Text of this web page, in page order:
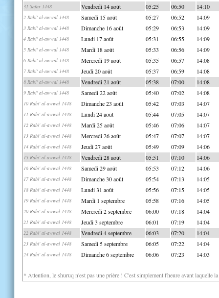
31 Safar 1448 Vendredi 14 août 05:25 06:50 14:10
2 Rabi' al-awwal 1448 Samedi 15 août 05:27 06:52 14:09
3 Rabi' al-awwal 1448 Dimanche 16 août 05:29 06:53 14:09
4 Rabi' al-awwal 1448 Lundi 17 août 05:31 06:55 14:09
5 Rabi' al-awwal 1448 Mardi 18 août 05:33 06:56 14:09
6 Rabi' al-awwal 1448 Mercredi 19 août 05:35 06:57 14:08
7 Rabi' al-awwal 1448 Jeudi 20 août 05:37 06:59 14:08
8 Rabi' al-awwal 1448 Vendredi 21 août 05:38 07:00 14:08
9 Rabi' al-awwal 1448 Samedi 22 août 05:40 07:02 14:08
10 Rabi' al-awwal 1448 Dimanche 23 août 05:42 07:03 14:07
11 Rabi' al-awwal 1448 Lundi 24 août 05:44 07:05 14:07
12 Rabi' al-awwal 1448 Mardi 25 août 05:46 07:06 14:07
13 Rabi' al-awwal 1448 Mercredi 26 août 05:47 07:07 14:07
14 Rabi' al-awwal 1448 Jeudi 27 août 05:49 07:09 14:06
15 Rabi' al-awwal 1448 Vendredi 28 août 05:51 07:10 14:06
16 Rabi' al-awwal 1448 Samedi 29 août 05:53 07:12 14:06
17 Rabi' al-awwal 1448 Dimanche 30 août 05:54 07:13 14:05
18 Rabi' al-awwal 1448 Lundi 31 août 05:56 07:15 14:05
19 Rabi' al-awwal 1448 Mardi 1 septembre 05:58 07:16 14:05
20 Rabi' al-awwal 1448 Mercredi 2 septembre 06:00 07:18 14:04
21 Rabi' al-awwal 1448 Jeudi 3 septembre 06:01 07:19 14:04
22 Rabi' al-awwal 1448 Vendredi 4 septembre 06:03 07:20 14:04
23 Rabi' al-awwal 1448 Samedi 5 septembre 06:05 07:22 14:04
24 Rabi' al-awwal 1448 Dimanche 6 septembre 06:06 07:23 14:03
* Attention, le shuruq n'est pas une prière ! C'est simplement l'heure avant laquelle